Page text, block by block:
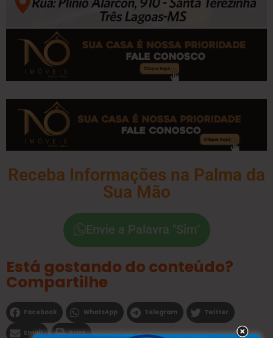
Receba Informações na Palma da
Sua Mão
Envie a Palavra "Sim"
Está gostando do conteúdo?
Compartilhe
Facebook WhatsApp Telegram Twitter
Email Print